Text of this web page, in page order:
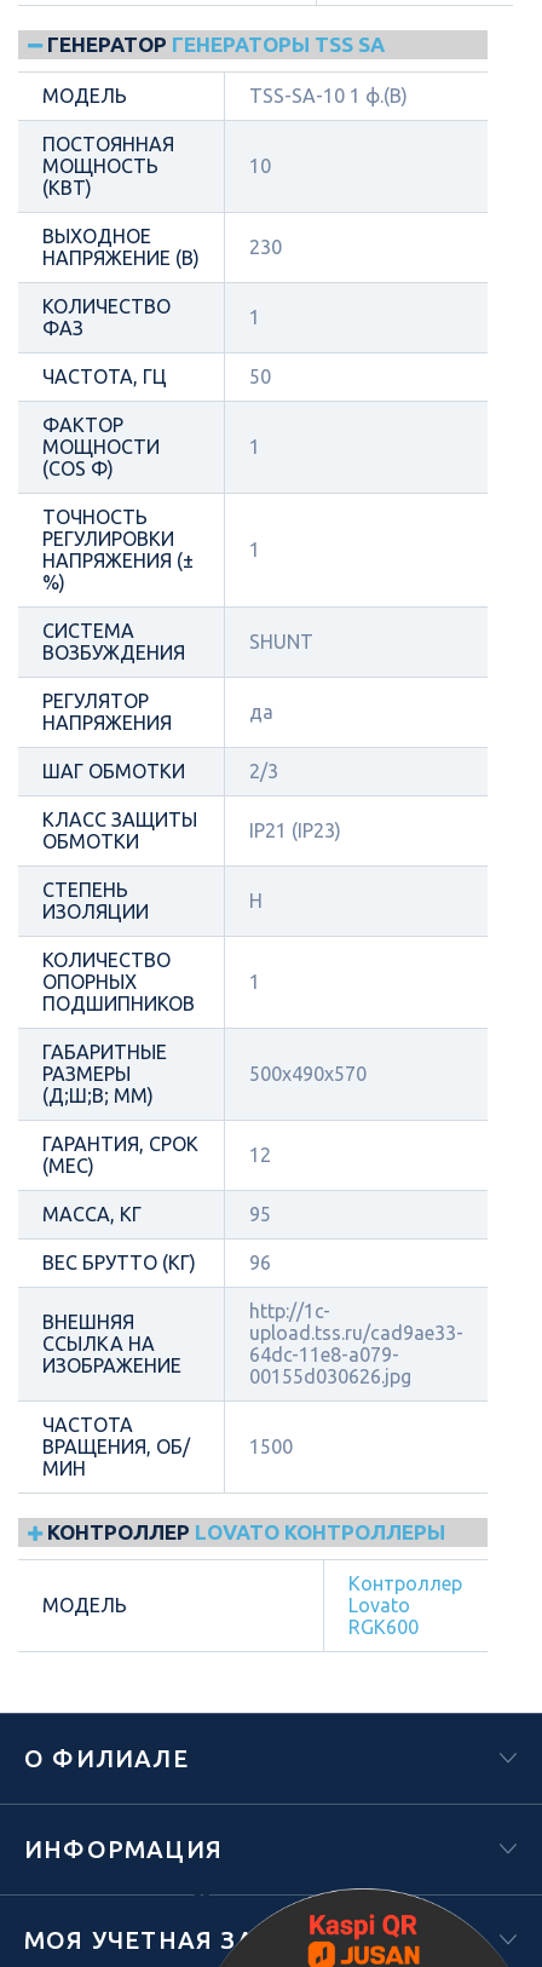
ГЕНЕРАТОР ГЕНЕРАТОРЫ TSS SA
МОДЕЛЬ TSS-SA-10 1 ф.(B)
ПОСТОЯННАЯ
МОЩНОСТЬ
(КВТ)
10
ВЫХОДНОЕ
НАПРЯЖЕНИЕ (В)
230
КОЛИЧЕСТВО
ФАЗ
1
ЧАСТОТА, ГЦ 50
ФАКТОР
МОЩНОСТИ
(COS Φ)
1
ТОЧНОСТЬ
РЕГУЛИРОВКИ
НАПРЯЖЕНИЯ (±
%)
1
СИСТЕМА
ВОЗБУЖДЕНИЯ
SHUNT
РЕГУЛЯТОР
НАПРЯЖЕНИЯ
да
ШАГ ОБМОТКИ 2/3
КЛАСС ЗАЩИТЫ
ОБМОТКИ
IP21 (IP23)
СТЕПЕНЬ
ИЗОЛЯЦИИ
H
КОЛИЧЕСТВО
ОПОРНЫХ
ПОДШИПНИКОВ
1
ГАБАРИТНЫЕ
РАЗМЕРЫ
(Д;Ш;В; ММ)
500x490x570
ГАРАНТИЯ, СРОК
(МЕС)
12
МАССА, КГ 95
ВЕС БРУТТО (КГ) 96
ВНЕШНЯЯ
ССЫЛКА НА
ИЗОБРАЖЕНИЕ
http://1c-
upload.tss.ru/cad9ae33-
64dc-11e8-a079-
00155d030626.jpg
ЧАСТОТА
ВРАЩЕНИЯ, ОБ/
МИН
1500
КОНТРОЛЛЕР LOVATO КОНТРОЛЛЕРЫ
МОДЕЛЬ
Контроллер
Lovato
RGK600
Х
О ФИЛИАЛЕ
ИНФОРМАЦИЯ
МОЯ УЧЕТНАЯ ЗАПИСЬ